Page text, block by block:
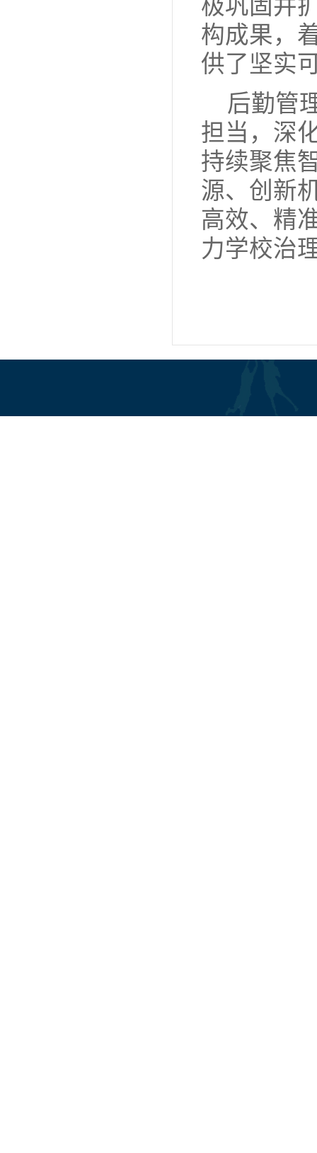
极巩固并
构成果，
供了坚实
后勤管
担当，深
持续聚焦
源、创新
高效、精
力学校治